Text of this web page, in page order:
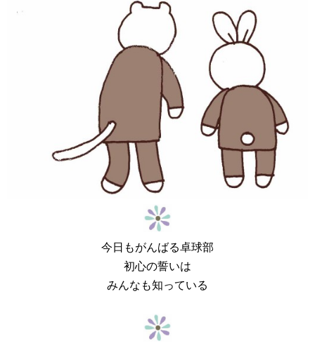
今日もがんばる卓球部
初心の誓いは
みんなも知っている